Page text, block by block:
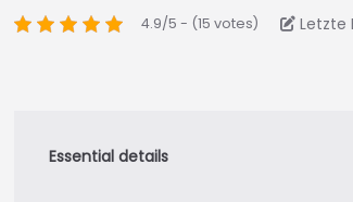
4.9/5 - (15 votes) Letzte